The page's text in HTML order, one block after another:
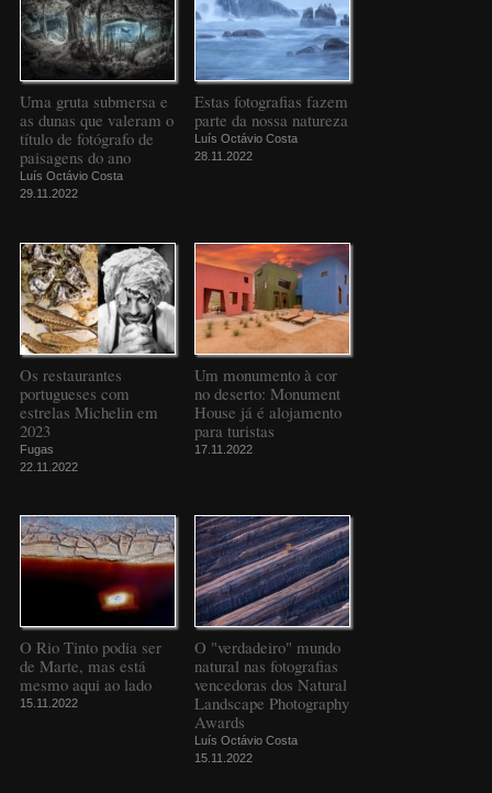
Uma gruta submersa e
as dunas que valeram o
título de fotógrafo de
paisagens do ano
Luís Octávio Costa
29.11.2022
Estas fotografias fazem
parte da nossa natureza
Luís Octávio Costa
28.11.2022
Os restaurantes
portugueses com
estrelas Michelin em
2023
Fugas
22.11.2022
Um monumento à cor
no deserto: Monument
House já é alojamento
para turistas
17.11.2022
O Rio Tinto podia ser
de Marte, mas está
mesmo aqui ao lado
15.11.2022
O "verdadeiro" mundo
natural nas fotografias
vencedoras dos Natural
Landscape Photography
Awards
Luís Octávio Costa
15.11.2022